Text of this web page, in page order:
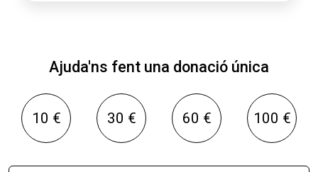
Ajuda'ns fent una donació única
10 € 30 € 60 € 100 €